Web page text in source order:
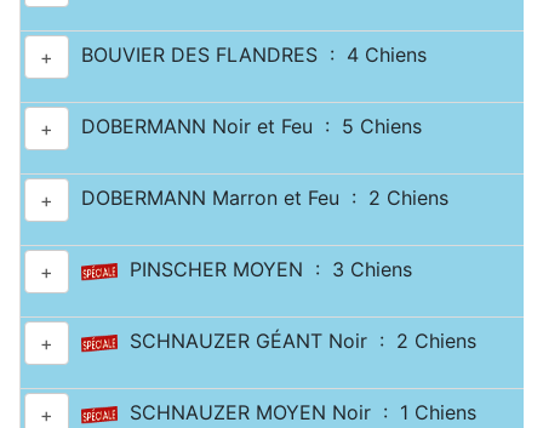
+ BOUVIER DES FLANDRES : 4 Chiens
+ DOBERMANN Noir et Feu : 5 Chiens
+ DOBERMANN Marron et Feu : 2 Chiens
+ PINSCHER MOYEN : 3 Chiens
+ SCHNAUZER GÉANT Noir : 2 Chiens
+ SCHNAUZER MOYEN Noir : 1 Chiens